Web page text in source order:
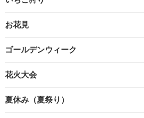
お花見
ゴールデンウィーク
花火大会
夏休み（夏祭り）